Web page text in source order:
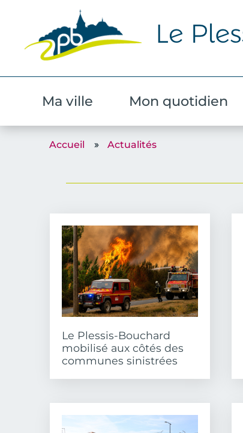
Ma ville Mon quotidien
Accueil Actualités
Le Plessis-Bouchard
mobilisé aux côtés des
communes sinistrées